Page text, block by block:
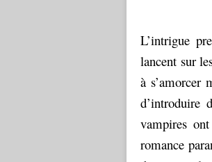
L’intrigue
lancent sur
à s’amorcer
d’introduire
vampires
romance